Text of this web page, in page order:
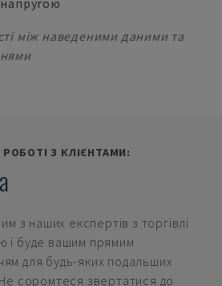
між наведеними даними та
З КЛІЄНТАМИ:
з наших експертів з торгівлі
і буде вашим прямим
для будь-яких подальших
соромтеся звертатися до